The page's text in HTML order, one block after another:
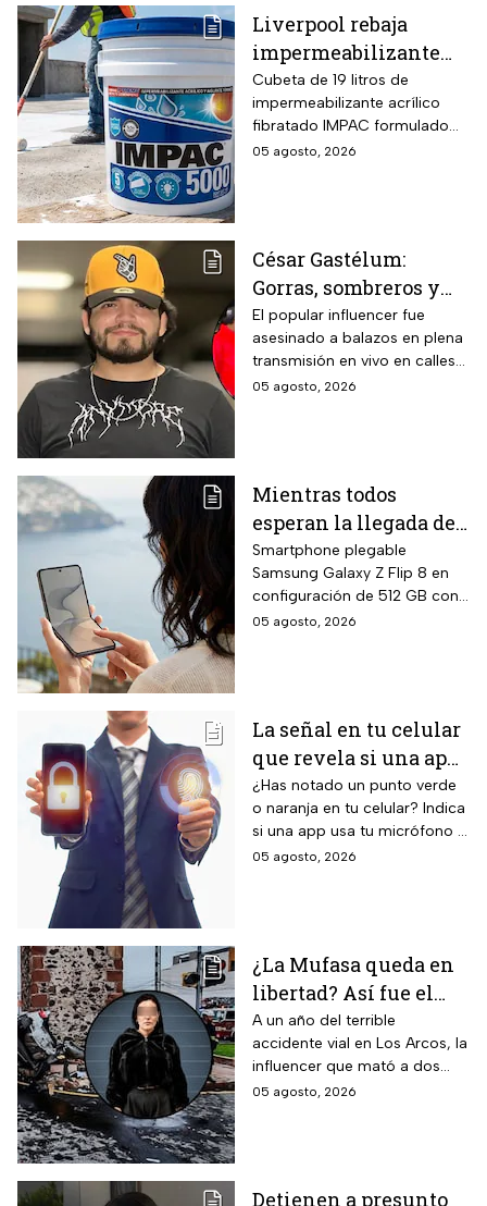
Liverpool rebaja
impermeabilizante
fibratado IMPAC de 19
litros y secado rápido
de 4-6 horas con hasta
13 MSI
Cubeta de 19 litros de
impermeabilizante acrílico
fibratado IMPAC formulado
con base agua, resinas
lámina galvanizada,
fibrocemento y ladrillos,
además de fórmula libre de
asbesto y no inflamable.
05 agosto, 2026
César Gastélum:
Gorras, sombreros y
las letras MZ, las
pistas que investigan
tras el asesinato del
influencer
El popular influencer fue
asesinado a balazos en plena
transmisión en vivo en calles
de Culiacán, Sinaloa.
05 agosto, 2026
Mientras todos
esperan la llegada del
nuevo celular
Samsung Z Flip8 de
512GB, Liverpool
rebaja el valor de la
intereses
Smartphone plegable
Samsung Galaxy Z Flip 8 en
configuración de 512 GB con
pantalla principal Dynamic
actualizaciones de sistema
operativo garantizadas y suite
completa de Galaxy AI con
inteligencia artificial integrada.
05 agosto, 2026
La señal en tu celular
que revela si una app
te está escuchando
¡No la ignores!
¿Has notado un punto verde
o naranja en tu celular? Indica
si una app usa tu micrófono o
cámara, clave para tu
05 agosto, 2026
¿La Mufasa queda en
libertad? Así fue el
aparatoso accidente
en Los Arcos de
Querétaro en el que
murieron 2 personas
A un año del terrible
accidente vial en Los Arcos, la
influencer que mató a dos
personas podría ser liberada
05 agosto, 2026
Detienen a presunto